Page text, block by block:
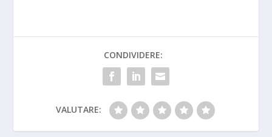
CONDIVIDERE:
VALUTARE: